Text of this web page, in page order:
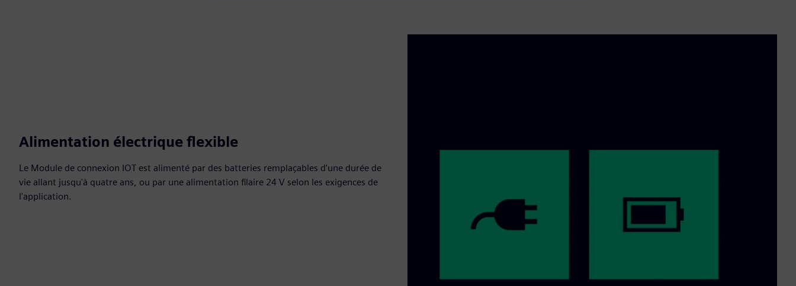
Alimentation électrique flexible
Le Module de connexion IOT est alimenté par des batteries remplaçables d'une durée de
vie allant jusqu'à quatre ans, ou par une alimentation filaire 24 V selon les exigences de
l'application.